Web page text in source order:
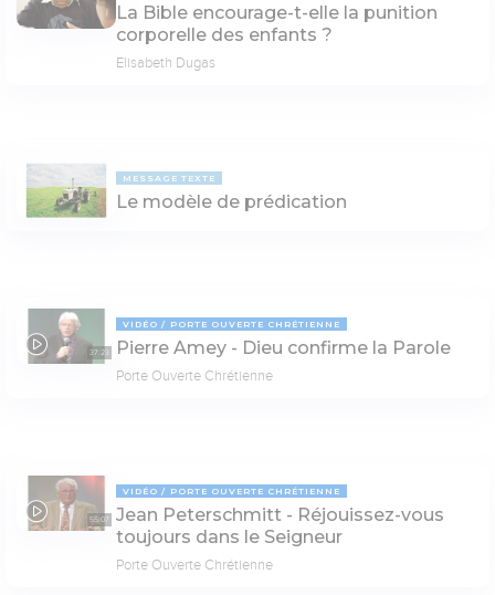
La Bible encourage-t-elle la punition
corporelle des enfants ?
Elisabeth Dugas
MESSAGE TEXTE
Le modèle de prédication
37:23
VIDÉO PORTE OUVERTE CHRÉTIENNE
Pierre Amey - Dieu confirme la Parole
Porte Ouverte Chrétienne
55:07
VIDÉO PORTE OUVERTE CHRÉTIENNE
Jean Peterschmitt - Réjouissez-vous
toujours dans le Seigneur
Porte Ouverte Chrétienne